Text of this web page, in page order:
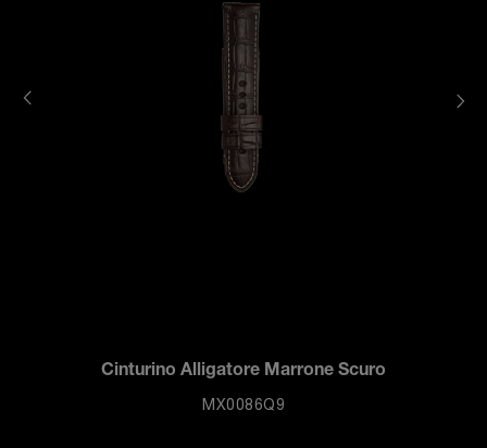
Cinturino Alligatore Marrone Scuro
MX0086Q9